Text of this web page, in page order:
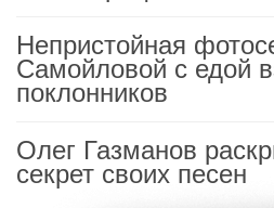
Непристойная
Самойловой с едой
поклонников
Олег Газманов
секрет своих песен